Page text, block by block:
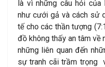
là vì những câu hỏi của
như cưới gả và cách sử
tế cho các thần tượng
đồ không thấy an tâm về
những liên quan đến
sự tranh cãi trầm trọng